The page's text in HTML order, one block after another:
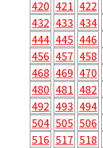
420 421 422
432 433 434
444 445 446
456 457 458
468 469 470
480 481 482
492 493 494
504 505 506
516 517 518